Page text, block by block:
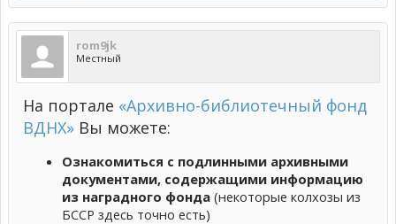
rom9jk
Местный
На портале «Архивно-библиотечный фонд
ВДНХ» Вы можете:
Ознакомиться с подлинными архивными
документами, содержащими информацию
из наградного фонда (некоторые колхозы из
БССР здесь точно есть)